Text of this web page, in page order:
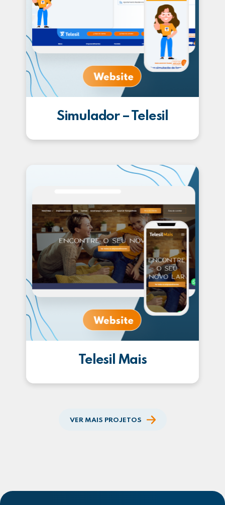
Simulador – Telesil
Telesil Mais
VER MAIS PROJETOS